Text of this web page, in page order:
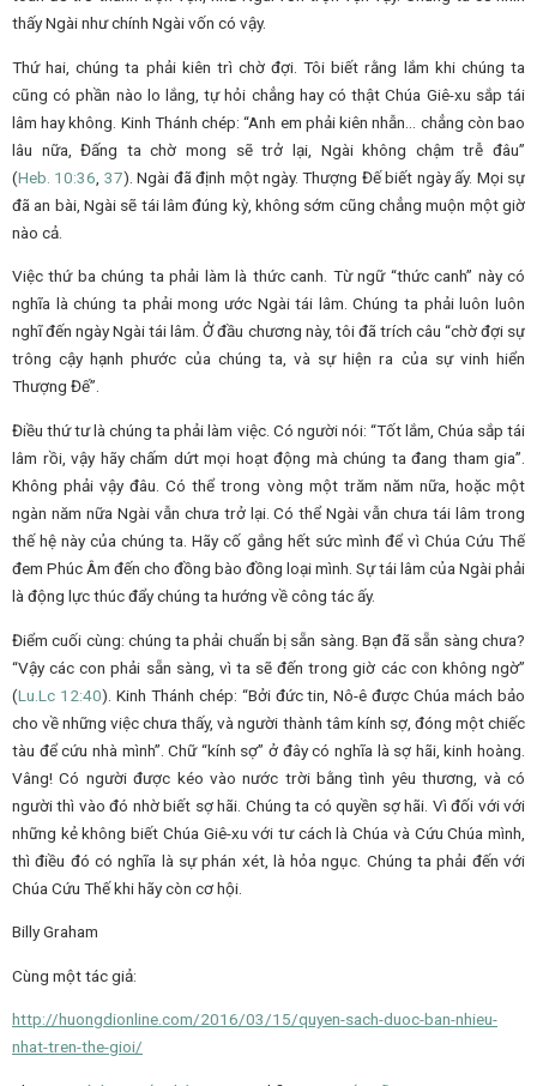
thấy Ngài như chính Ngài vốn có vậy.
Thứ hai, chúng ta phải kiên trì chờ đợi. Tôi biết rằng lắm khi chúng ta
cũng có phần nào lo lắng, tự hỏi chẳng hay có thật Chúa Giê-xu sắp tái
lâm hay không. Kinh Thánh chép: “Anh em phải kiên nhẫn… chẳng còn bao
lâu nữa, Đấng ta chờ mong sẽ trở lại, Ngài không chậm trễ đâu”
(Heb. 10:36 37). Ngài đã định một ngày. Thượng Đế biết ngày ấy. Mọi sự
đã an bài, Ngài sẽ tái lâm đúng kỳ, không sớm cũng chẳng muộn một giờ
nào cả.
Việc thứ ba chúng ta phải làm là thức canh. Từ ngữ “thức canh” này có
nghĩa là chúng ta phải mong ước Ngài tái lâm. Chúng ta phải luôn luôn
nghĩ đến ngày Ngài tái lâm. Ở đầu chương này, tôi đã trích câu “chờ đợi sự
trông cậy hạnh phước của chúng ta, và sự hiện ra của sự vinh hiển
Thượng Đế”.
Điều thứ tư là chúng ta phải làm việc. Có người nói: “Tốt lắm, Chúa sắp tái
lâm rồi, vậy hãy chấm dứt mọi hoạt động mà chúng ta đang tham gia”.
Không phải vậy đâu. Có thể trong vòng một trăm năm nữa, hoặc một
ngàn năm nữa Ngài vẫn chưa trở lại. Có thể Ngài vẫn chưa tái lâm trong
thế hệ này của chúng ta. Hãy cố gắng hết sức mình để vì Chúa Cứu Thế
đem Phúc Âm đến cho đồng bào đồng loại mình. Sự tái lâm của Ngài phải
là động lực thúc đẩy chúng ta hướng về công tác ấy.
Điểm cuối cùng: chúng ta phải chuẩn bị sẵn sàng. Bạn đã sẵn sàng chưa?
“Vậy các con phải sẵn sàng, vì ta sẽ đến trong giờ các con không ngờ”
(Lu. Lc 12:40). Kinh Thánh chép: “Bởi đức tin, Nô-ê được Chúa mách bảo
cho về những việc chưa thấy, và người thành tâm kính sợ, đóng một chiếc
tàu để cứu nhà mình”. Chữ “kính sợ” ở đây có nghĩa là sợ hãi, kinh hoàng.
Vâng! Có người được kéo vào nước trời bằng tình yêu thương, và có
người thì vào đó nhờ biết sợ hãi. Chúng ta có quyền sợ hãi. Vì đối với với
những kẻ không biết Chúa Giê-xu với tư cách là Chúa và Cứu Chúa mình,
thì điều đó có nghĩa là sự phán xét, là hỏa ngục. Chúng ta phải đến với
Chúa Cứu Thế khi hãy còn cơ hội.
Billy Graham
Cùng một tác giả:
http://huongdionline.com/2016/03/15/quyen-sach-duoc-ban-nhieu-
nhat-tren-the-gioi/